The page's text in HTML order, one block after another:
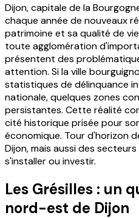
Dijon, capitale de la
chaque année de nouveaux
patrimoine et sa qualité de
toute agglomération
présentent des
attention. Si la ville
statistiques de délinquance
nationale, quelques zones
persistantes. Cette réalité
cité historique prisée pour
économique. Tour d'horizon
Dijon, mais aussi des
s'installer ou investir.
Les Grésilles : un
nord-est de Dijon